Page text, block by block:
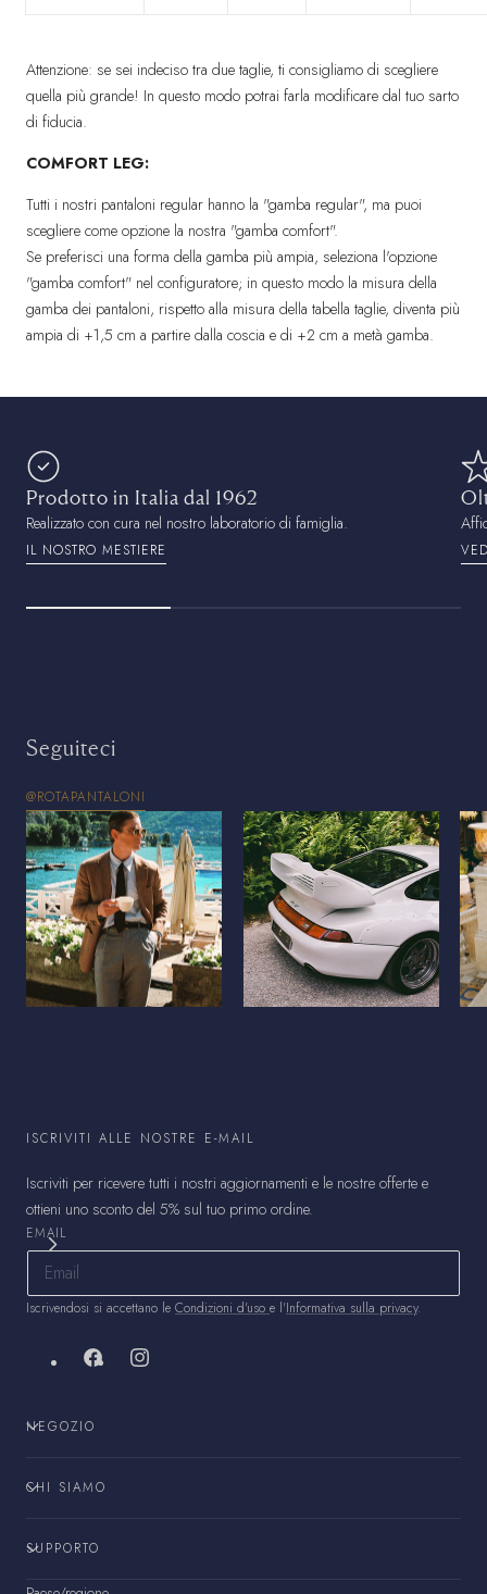
Attenzione: se sei indeciso tra due taglie, ti consigliamo di scegliere
quella più grande! In questo modo potrai farla modificare dal tuo sarto
di fiducia.
COMFORT LEG:
Tutti i nostri pantaloni regular hanno la "gamba regular", ma puoi
scegliere come opzione la nostra "gamba comfort".
Se preferisci una forma della gamba più ampia, seleziona l'opzione
"gamba comfort" nel configuratore; in questo modo la misura della
gamba dei pantaloni, rispetto alla misura della tabella taglie, diventa più
ampia di +1,5 cm a partire dalla coscia e di +2 cm a metà gamba.
Prodotto in Italia dal 1962
Realizzato con cura nel nostro laboratorio di famiglia.
IL NOSTRO MESTIERE
Seguiteci
@ROTAPANTALONI
ISCRIVITI ALLE NOSTRE E-MAIL
Iscriviti per ricevere tutti i nostri aggiornamenti e le nostre offerte e
ottieni uno sconto del 5% sul tuo primo ordine.
EMAIL
Iscrivendosi si accettano le Condizioni d'uso e l'Informativa sulla privacy.
FacebookInstagram
NEGOZIO
CHI SIAMO
SUPPORTO